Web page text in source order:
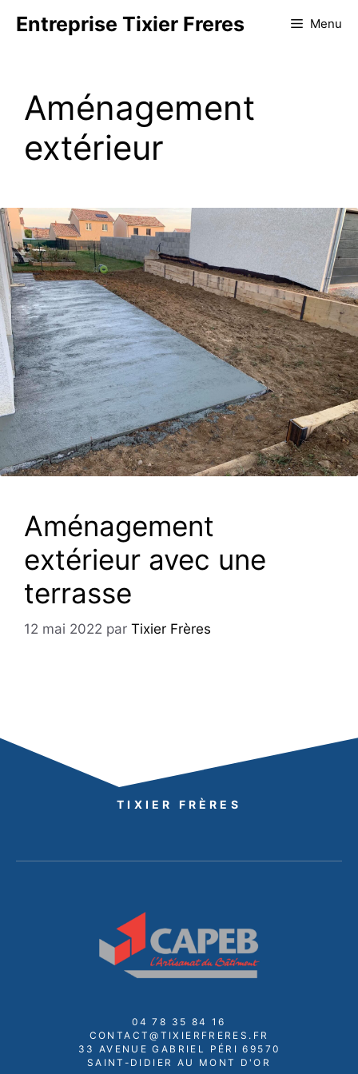
Entreprise Tixier Freres Menu
Aménagement
extérieur
Aménagement
extérieur avec une
terrasse
12 mai 2022 par Tixier Frères
TIXIER FRÈRES
04 78 35 84 16
CONTACT@TIXIERFRERES.FR
33 AVENUE GABRIEL PÉRI 69570
SAINT-DIDIER AU MONT D'OR